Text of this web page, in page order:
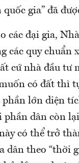
gia” đã
các đại gia,
các quy chuẩn
cứ nhà đầu tư
có đất thì
phần lớn diện
dân còn
có thể trở
dân theo